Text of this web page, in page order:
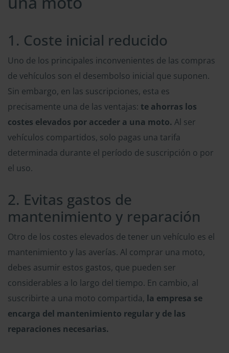
1. Coste inicial reducido
Uno de los principales inconvenientes de las compras
de vehículos son el desembolso inicial que suponen.
Sin embargo, en las suscripciones, esta es
precisamente una de las ventajas: te ahorras los
costes elevados por acceder a una moto. Al ser
vehículos compartidos, solo pagas una tarifa
determinada durante el período de suscripción o por
el uso.
2. Evitas gastos de
mantenimiento y reparación
Otro de los costes elevados de tener un vehículo es el
mantenimiento y las averías. Al comprar una moto,
debes asumir estos gastos, que pueden ser
considerables a lo largo del tiempo. En cambio, al
suscribirte a una moto compartida, la empresa se
encarga del mantenimiento regular y de las
reparaciones necesarias.